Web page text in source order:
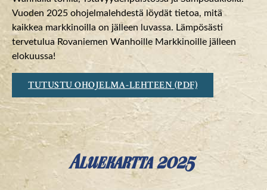
Vuoden 2025 ohojelmalehdestä löydät tietoa, mitä
kaikkea markkinoilla on jälleen luvassa. Lämpösästi
tervetulua Rovaniemen Wanhoille Markkinoille jälleen
elokuussa!
TUTUSTU OHOJELMA-LEHTEEN (PDF)
Aluekartta 2025